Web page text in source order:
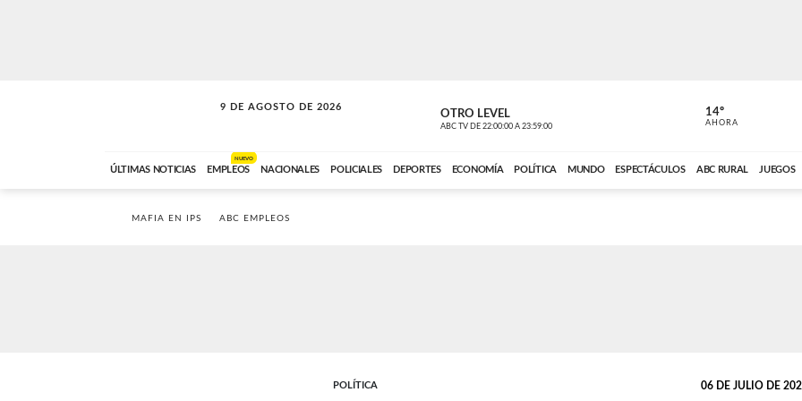
9 DE AGOSTO DE 2026
SOLO MÚSICA OTRO LEVEL
ABC TV DE 22:00:00 A 23:59:00 ABC CARDINAL
14º
AHORA
ÚLTIMAS NOTICIAS EMPLEOS
NUEVO
NACIONALES POLICIALES DEPORTES ECONOMÍA POLÍTICA MUNDO ESPECTÁCULOS ABC RURAL JUEGOS
MAFIA EN IPS ABC EMPLEOS
POLÍTICA 06 DE JULIO DE